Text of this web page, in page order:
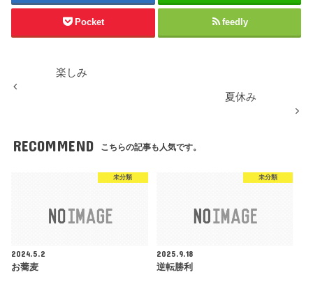
Pocket feedly
楽しみ
夏休み
RECOMMEND こちらの記事も人気です。
未分類
2024.5.2
お蕎麦
未分類
2025.9.18
逆転勝利